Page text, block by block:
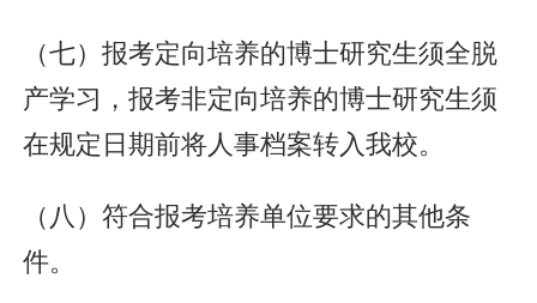
（七）报考定向培养的博士研究生须全脱
产学习，报考非定向培养的博士研究生须
在规定日期前将人事档案转入我校。
（八）符合报考培养单位要求的其他条
件。